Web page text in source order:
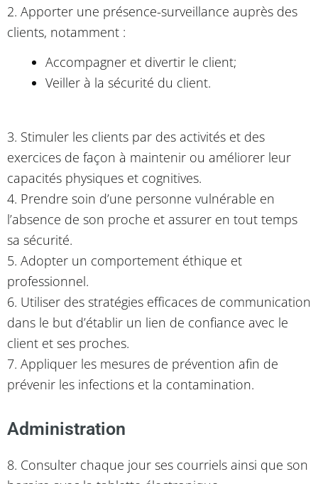
2. Apporter une présence-surveillance auprès des
clients, notamment :
Accompagner et divertir le client;
Veiller à la sécurité du client.
3. Stimuler les clients par des activités et des
exercices de façon à maintenir ou améliorer leur
capacités physiques et cognitives.
4. Prendre soin d’une personne vulnérable en
l’absence de son proche et assurer en tout temps
sa sécurité.
5. Adopter un comportement éthique et
professionnel.
6. Utiliser des stratégies efficaces de communication
dans le but d’établir un lien de confiance avec le
client et ses proches.
7. Appliquer les mesures de prévention afin de
prévenir les infections et la contamination.
Administration
8. Consulter chaque jour ses courriels ainsi que son